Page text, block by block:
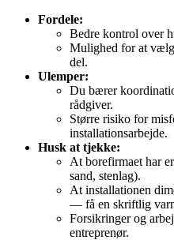
Fordele:
Bedre kontrol over
Mulighed for at
del.
Ulemper:
Du bærer
rådgiver.
Større risiko for
installationsarbejde.
Husk at tjekke:
At borefirmaet har
sand, stenlag).
At installationen
— få en skriftlig
Forsikringer og
entreprenør.